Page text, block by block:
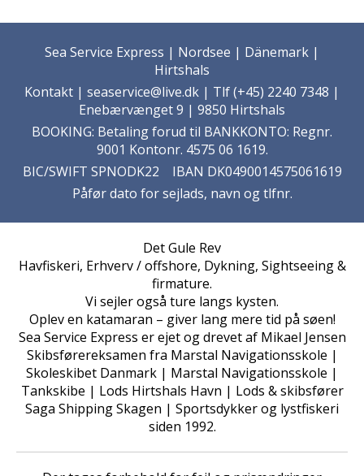
Sea Service Express | Nordsee | Dänemark |
Hirtshals
Kontakt | seaservice@live.dk | Tlf (+45) 2240 7348 |
Enebærvænget 9 | 9850 Hirtshals
BOOKING: Betaling forud til BANKKONTO: Regnr.
9001 Kontonr. 4575 06 1619.
BIC/SWIFT SPNODK22 IBAN DK0490014575061619
Påfør dato for sejlads, navn og tlfnr.
Det Gule Rev
Havfiskeri, Erhverv / offshore, Dykning, Sightseeing &
firmature.
Vi sejler også ture langs kysten.
Oplev en katamaran – giver lang mere tid på søen!
Sea Service Express er ejet og drevet af Mikael Jensen
Skibsførereksamen fra Marstal Navigationsskole |
Skoleskibet Danmark | Marstal Navigationsskole |
Tankskibe | Lods Hirtshals Havn | Lods & skibsfører
Saga Shipping Skagen | Sportsdykker og lystfiskeri
siden 1992.